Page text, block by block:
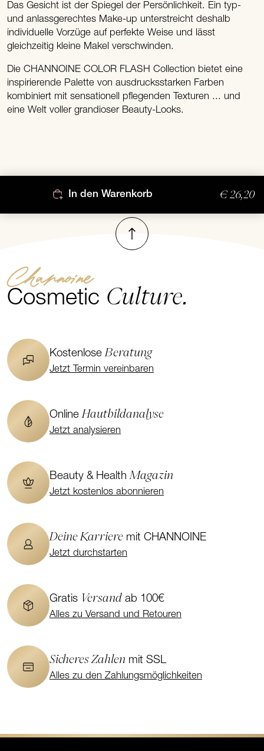
Das Gesicht ist der Spiegel der Persönlichkeit. Ein typ-
und anlassgerechtes Make-up unterstreicht deshalb
individuelle Vorzüge auf perfekte Weise und lässt
gleichzeitig kleine Makel verschwinden.
Die CHANNOINE COLOR FLASH Collection bietet eine
inspirierende Palette von ausdrucksstarken Farben
kombiniert mit sensationell pflegenden Texturen ... und
eine Welt voller grandioser Beauty-Looks.
In den Warenkorb € 26,20
Nach oben
Channoine
Cosmetic Culture.
KostenloseBeratung
Jetzt Termin vereinbaren
OnlineHautbildanalyse
Jetzt analysieren
Beauty & HealthMagazin
Jetzt kostenlos abonnieren
Deine Karriere mit CHANNOINE
Jetzt durchstarten
Gratis Versand ab 100€
Alles zu Versand und Retouren
Sicheres Zahlen mit SSL
Alles zu den Zahlungsmöglichkeiten